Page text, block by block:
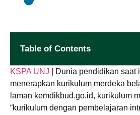
Table of Contents
KSPA UNJ | Dunia pendidikan saat
menerapkan kurikulum merdeka
laman kemdikbud.go.id, kurikulum
“kurikulum dengan pembelajaran